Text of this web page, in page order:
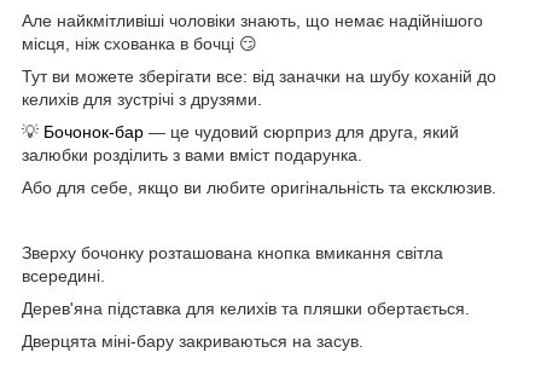
Але найкмітливіші чоловіки знають, що немає надійнішого
місця, ніж схованка в бочці 😏
Тут ви можете зберігати все: від заначки на шубу коханій до
келихів для зустрічі з друзями.
💡 Бочонок-бар — це чудовий сюрприз для друга, який
залюбки розділить з вами вміст подарунка.
Або для себе, якщо ви любите оригінальність та ексклюзив.
Зверху бочонку розташована кнопка вмикання світла
всередині.
Дерев'яна підставка для келихів та пляшки обертається.
Дверцята міні-бару закриваються на засув.